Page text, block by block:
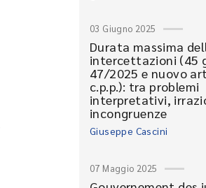
03 Giugno 2025
Durata massima
intercettazioni (45
47/2025 e nuovo
c.p.p.): tra problemi
interpretativi,
incongruenze
Giuseppe Cascini
07 Maggio 2025